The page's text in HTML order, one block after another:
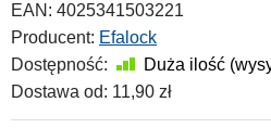
EAN: 4025341503221
Producent: Efalock
Dostępność:
Duża ilość
Dostawa od: 11,90 zł